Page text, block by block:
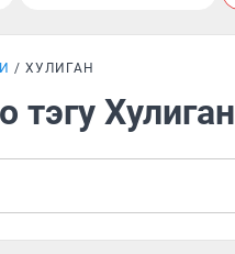
ХУЛИГАН
тэгу Хулиган